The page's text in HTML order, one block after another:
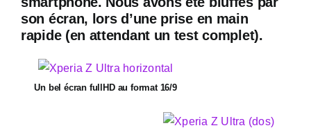
son écran, lors d’une prise en main
rapide (en attendant un test complet).
Un bel écran fullHD au format 16/9